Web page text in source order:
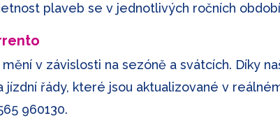
plaveb se v jednotlivých ročních
v závislosti na sezóně a svátcích. Díky
řády, které jsou aktualizované v
960130.